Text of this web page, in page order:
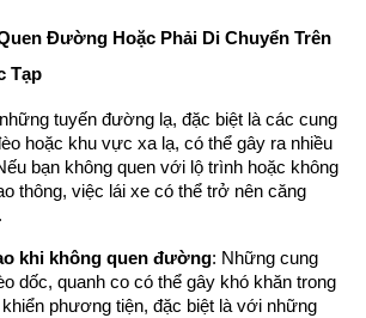
Đường Hoặc Phải Di Chuyển Trên
Tạp
tuyến đường lạ, đặc biệt là các cung
hoặc khu vực xa lạ, có thể gây ra nhiều
bạn không quen với lộ trình hoặc không
thông, việc lái xe có thể trở nên căng
khi không quen đường: Những cung
dốc, quanh co có thể gây khó khăn trong
phương tiện, đặc biệt là với những